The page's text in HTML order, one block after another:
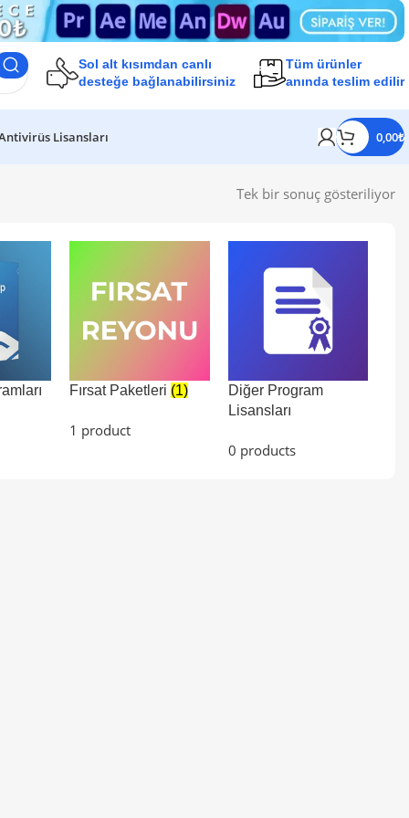
Sol alt kısımdan canlı
desteğe bağlanabilirsiniz
Tüm ürünler
anında teslim edilir
Lisansları 0,00₺
Tek bir sonuç gösteriliyor
Fırsat Paketleri (1)
1 product
Diğer Program
Lisansları
0 products